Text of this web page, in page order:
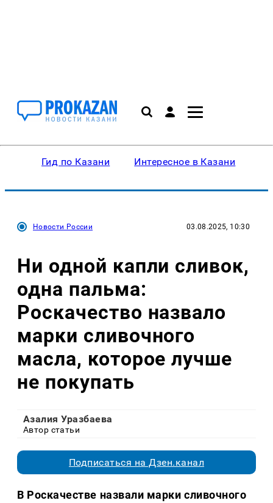
Гид по Казани Интересное в Казани
Новости России 03.08.2025, 10:30
Ни одной капли сливок,
одна пальма:
Роскачество назвало
марки сливочного
масла, которое лучше
не покупать
Азалия Уразбаева
Автор статьи
Подписаться на Дзен.канал
В Роскачестве назвали марки сливочного